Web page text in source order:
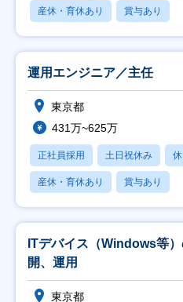
産休・育休あり 賞与あり
運用エンジニア／主任
東京都
431万~625万
正社員採用 土日祝休み
産休・育休あり 賞与あり
ITデバイス（Windows等
開、運用
東京都